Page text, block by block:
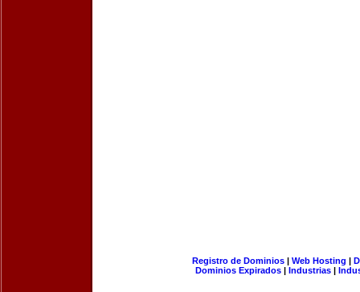
Registro de Dominios| Web Hosting |
Dominios Expirados | Industrias |